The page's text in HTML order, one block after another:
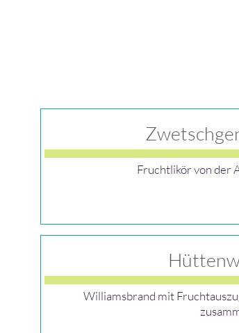
Fruchtlikör von der
Williamsbrand mit